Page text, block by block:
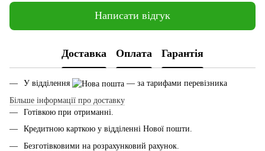
Написати відгук
Доставка Оплата Гарантія
У відділення
— за тарифами перевізника
Більше інформації про доставку
Готівкою при отриманні.
Кредитною карткою у відділенні Нової пошти.
Безготівковими на розрахунковий рахунок.